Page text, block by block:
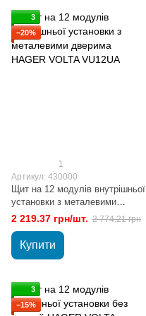
3
−20%
1
Артикул: 430000
Щит на 12 модулів внутрішньої
установки з металевими
дверима HAGER VOLTA
2 219.37 грн/шт. 2 774.21 грн
Купити
3
−15%